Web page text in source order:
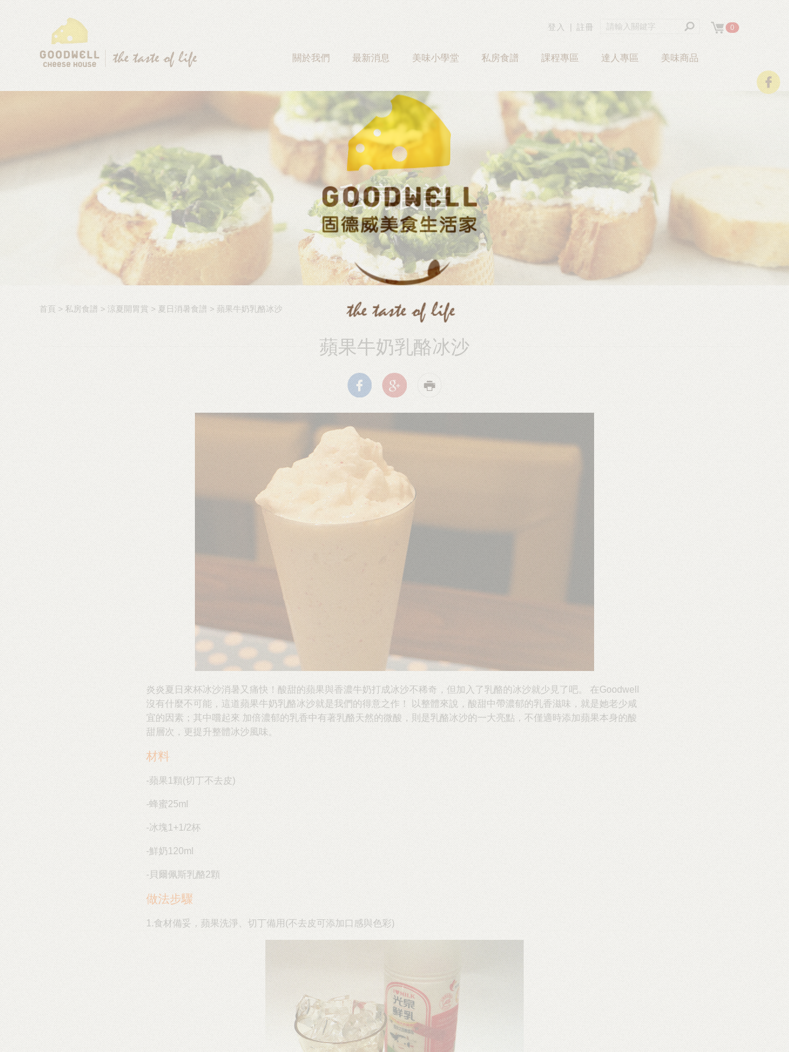
0
登入 註冊
關於我們 最新消息 美味小學堂 私房食譜 課程專區 達人專區 美味商品
私房食譜
首頁 私房食譜 涼夏開胃賞 夏日消暑食譜 蘋果牛奶乳酪冰沙
蘋果牛奶乳酪冰沙
炎炎夏日來杯冰沙消暑又痛快！酸甜的蘋果與香濃牛奶打成冰沙不稀奇，但加入了乳酪的冰沙就少見了吧。 在Goodwell
沒有什麼不可能，這道蘋果牛奶乳酪冰沙就是我們的得意之作！ 以整體來說，酸甜中帶濃郁的乳香滋味，就是她老少咸
宜的因素；其中嚐起來 加倍濃郁的乳香中有著乳酪天然的微酸，則是乳酪冰沙的一大亮點，不僅適時添加蘋果本身的酸
甜層次，更提升整體冰沙風味。
材料
-蘋果1顆(切丁不去皮)
-蜂蜜25ml
-冰塊1+1/2杯
-鮮奶120ml
-貝爾佩斯乳酪2顆
做法步驟
1.食材備妥，蘋果洗淨、切丁備用(不去皮可添加口感與色彩)